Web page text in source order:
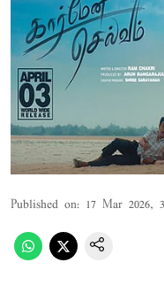
Published on: 17 Mar 2026,